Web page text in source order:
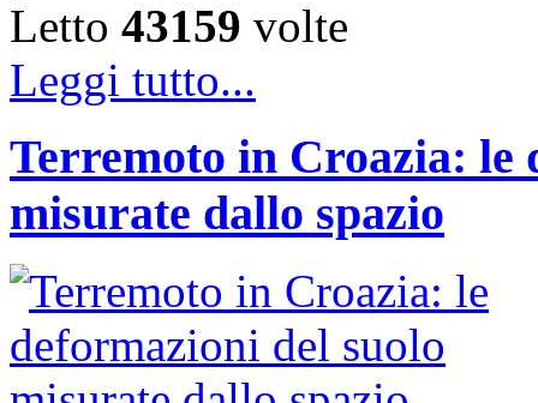
Letto 43159 volte
Leggi tutto...
Terremoto in Croazia: le
misurate dallo spazio